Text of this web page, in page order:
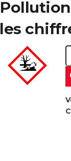
Pollution
les